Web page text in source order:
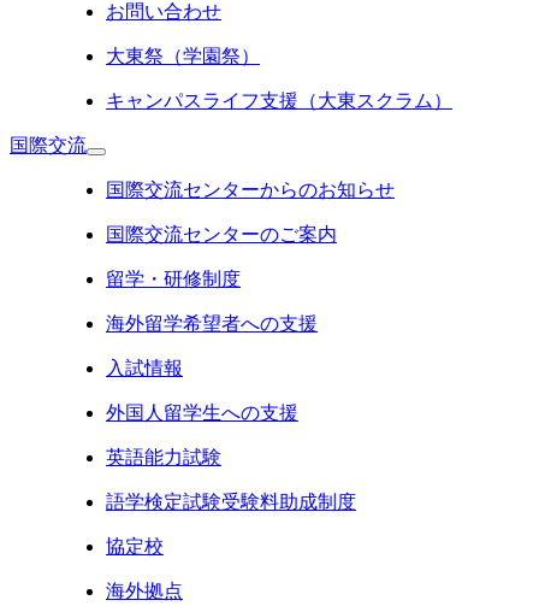
お問い合わせ
大東祭（学園祭）
キャンパスライフ支援（大東スクラム）
国際交流
国際交流センターからのお知らせ
国際交流センターのご案内
留学・研修制度
海外留学希望者への支援
入試情報
外国人留学生への支援
英語能力試験
語学検定試験受験料助成制度
協定校
海外拠点